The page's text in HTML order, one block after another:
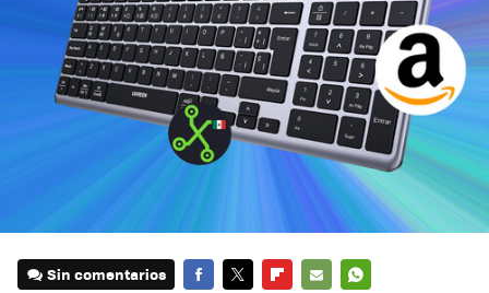
Sin comentarios